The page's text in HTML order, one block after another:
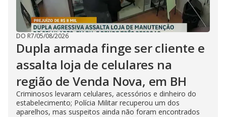
DO R7/05/08/2026
Dupla armada finge ser cliente e
assalta loja de celulares na
região de Venda Nova, em BH
Criminosos levaram celulares, acessórios e dinheiro do
estabelecimento; Polícia Militar recuperou um dos
aparelhos, mas suspeitos ainda não foram encontrados